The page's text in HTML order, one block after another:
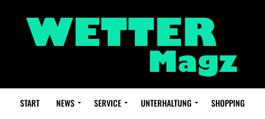
START NEWS SERVICE UNTERHALTUNG SHOPPING